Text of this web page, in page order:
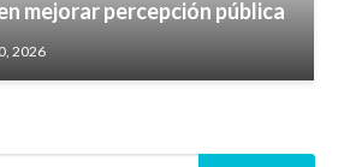
mejorar percepción pública
2026